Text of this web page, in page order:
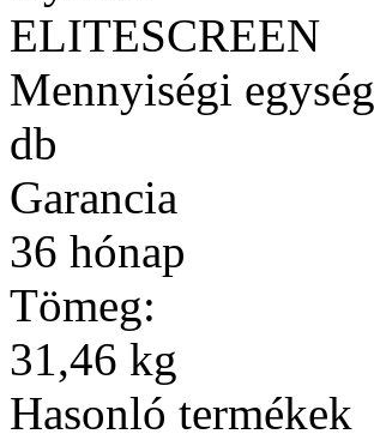
ELITESCREEN
Mennyiségi egység
db
Garancia
36 hónap
Tömeg:
31,46 kg
Hasonló termékek